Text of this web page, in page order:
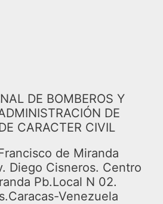
DE BOMBEROS Y
DE
CARACTER CIVIL
de Miranda
Diego Cisneros. Centro
Pb.Local N 02.
Venezuela